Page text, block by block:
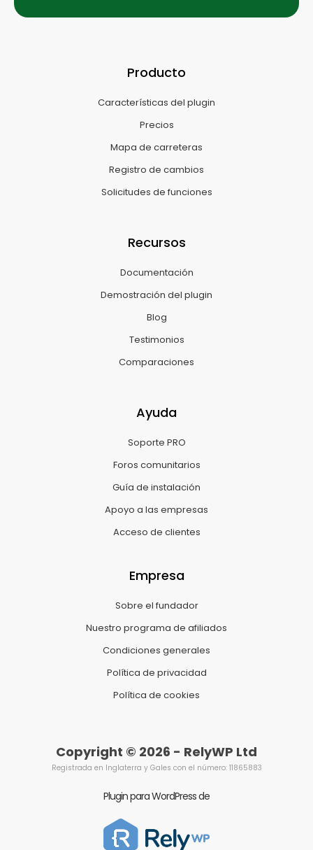
Producto
Características del plugin
Precios
Mapa de carreteras
Registro de cambios
Solicitudes de funciones
Recursos
Documentación
Demostración del plugin
Blog
Testimonios
Comparaciones
Ayuda
Soporte PRO
Foros comunitarios
Guía de instalación
Apoyo a las empresas
Acceso de clientes
Empresa
Sobre el fundador
Nuestro programa de afiliados
Condiciones generales
Política de privacidad
Política de cookies
Copyright © 2026 - RelyWP Ltd
Registrada en Inglaterra y Gales con el número: 11865883
Plugin para WordPress de